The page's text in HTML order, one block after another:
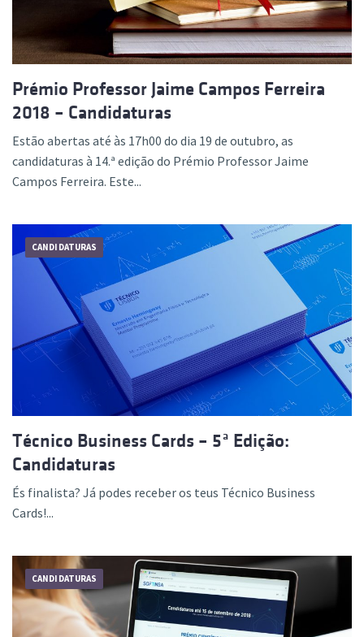
Prémio Professor Jaime Campos Ferreira
2018 – Candidaturas
Estão abertas até às 17h00 do dia 19 de outubro, as
candidaturas à 14.ª edição do Prémio Professor Jaime
Campos Ferreira. Este...
CANDIDATURAS
Técnico Business Cards – 5ª Edição:
Candidaturas
És finalista? Já podes receber os teus Técnico Business
Cards!...
CANDIDATURAS